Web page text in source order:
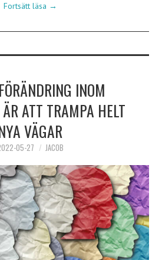
Fortsätt läsa →
INOM
ÄR ATT TRAMPA HELT
VÄGAR
05-27 JACOB